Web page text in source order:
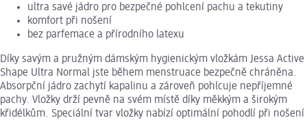
ultra savé jádro pro bezpečné pohlcení pachu a tekutiny
komfort při nošení
bez parfemace a přírodního latexu
Díky savým a pružným dámským hygienickým vložkám Jessa Active
Shape Ultra Normal jste během menstruace bezpečně chráněna.
Absorpční jádro zachytí kapalinu a zároveň pohlcuje nepříjemné
pachy. Vložky drží pevně na svém místě díky měkkým a širokým
křidélkům. Speciální tvar vložky nabízí optimální pohodlí při nošení